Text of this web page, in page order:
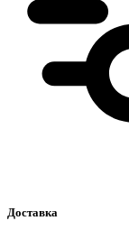
Доставка